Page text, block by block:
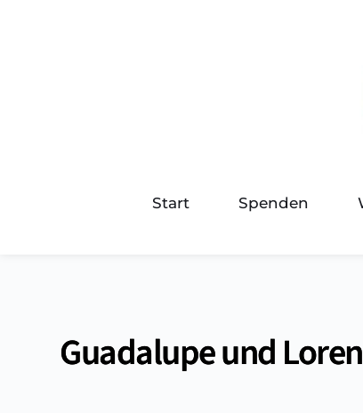
Start Spenden
Guadalupe und